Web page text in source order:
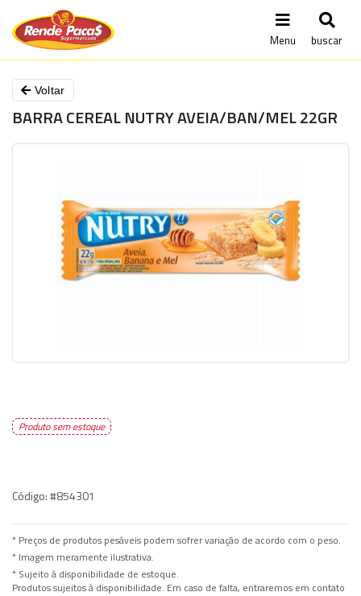
Menu buscar
Voltar
BARRA CEREAL NUTRY AVEIA/BAN/MEL 22GR
Produto sem estoque
Código:#854301
* Preços de produtos pesáveis podem sofrer variação de acordo com o peso.
* Imagem meramente ilustrativa.
* Sujeito à disponibilidade de estoque.
Produtos sujeitos à disponibilidade. Em caso de falta, entraremos em contato